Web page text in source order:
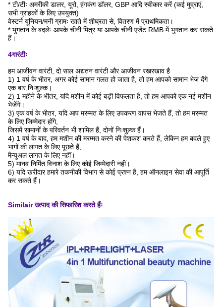
* टी/टीः अमरीकी डालर, यूरो, हंगकंग डॉलर, GBP आदि स्वीकार करें (कई मुद्राएं,
सभी ग्राहकों के लिए उपयुक्त)
वेस्टर्न यूनियन/मनी ग्रामः खाते में शीघ्रता से, वितरण में प्राथमिकता।
* भुगतान के बदलेः आपके चीनी मित्र या आपके चीनी एजेंट RMB में भुगतान कर सकते
हैं।
4गारंटीः
हम आजीवन वारंटी, दो साल अद्यतन वारंटी और आजीवन रखरखाव है
1) 1 वर्ष के भीतर, अगर कोई सामान गलत हो जाता है, तो हम आपको सामान भेज देंगे
एक बार,निःशुल्क।
2) 1 महीने के भीतर, यदि मशीन में कोई बड़ी विफलता है, तो हम आपको एक नई मशीन
भेजेंगे।
3) एक वर्ष के भीतर, यदि आप मरम्मत के लिए उपकरण वापस भेजते हैं, तो हम मरम्मत
के लिए जिम्मेदार होंगे,
जिसमें सामानों के परिवर्तन भी शामिल हैं, दोनों निःशुल्क हैं।
4) 1 वर्ष के बाद, हम मशीन की मरम्मत करने की पेशकश करते हैं, लेकिन हम बदले हुए
भागों की लागत के लिए पूछते हैं,
मैन्युअल लागत के लिए नहीं।
5) मानव निर्मित विनाश के लिए कोई जिम्मेदारी नहीं।
6) यदि खरीदार हमारे तकनीकी विभाग से कोई प्रश्न है, हम ऑनलाइन सेवा की आपूर्ति
कर सकते हैं।
Similair उत्पाद की सिफारिश करते हैंः